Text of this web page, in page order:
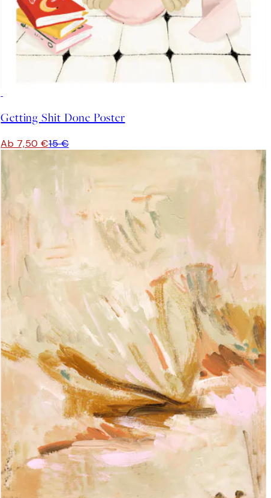
Getting Shit Done Poster
Ab 7,50 €15 €